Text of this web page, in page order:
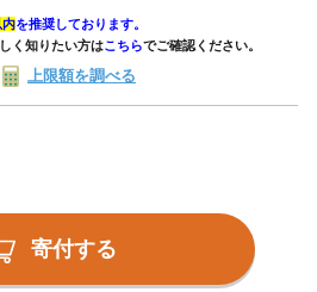
内を推奨しております。
く知りたい方はこちらでご確認ください。
上限額を調べる
寄付する